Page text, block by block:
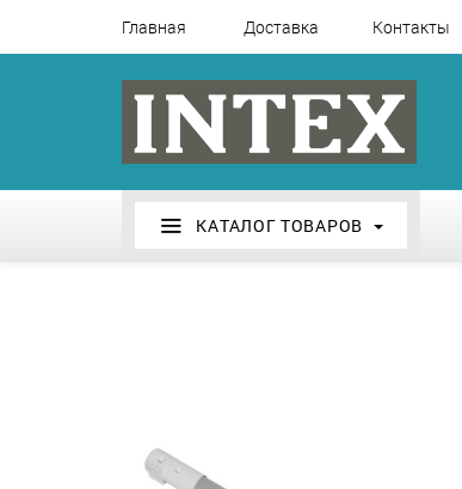
Главная Доставка Контакты
КАТАЛОГ ТОВАРОВ